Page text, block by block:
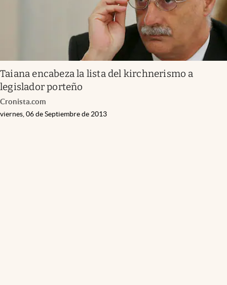
Taiana encabeza la lista del kirchnerismo a
legislador porteño
Cronista.com
viernes, 06 de Septiembre de 2013